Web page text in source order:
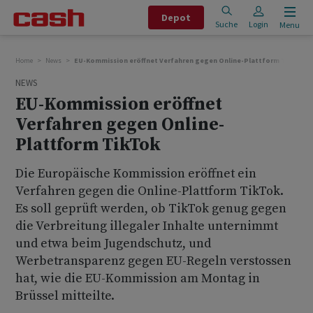
Depot
Suche Login Menu
Home News EU-Kommission eröffnet Verfahren gegen Online-Plattform TikTok
NEWS
EU-Kommission eröffnet
Verfahren gegen Online-
Plattform TikTok
Die Europäische Kommission eröffnet ein
Verfahren gegen die Online-Plattform TikTok.
Es soll geprüft werden, ob TikTok genug gegen
die Verbreitung illegaler Inhalte unternimmt
und etwa beim Jugendschutz, und
Werbetransparenz gegen EU-Regeln verstossen
hat, wie die EU-Kommission am Montag in
Brüssel mitteilte.